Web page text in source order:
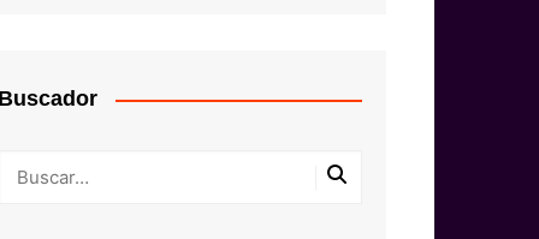
Buscador